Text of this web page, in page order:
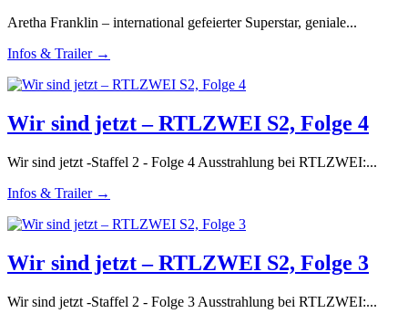
Aretha Franklin – international gefeierter Superstar, geniale...
Infos & Trailer →
Wir sind jetzt – RTLZWEI S2, Folge 4
Wir sind jetzt -Staffel 2 - Folge 4 Ausstrahlung bei RTLZWEI:...
Infos & Trailer →
Wir sind jetzt – RTLZWEI S2, Folge 3
Wir sind jetzt -Staffel 2 - Folge 3 Ausstrahlung bei RTLZWEI:...